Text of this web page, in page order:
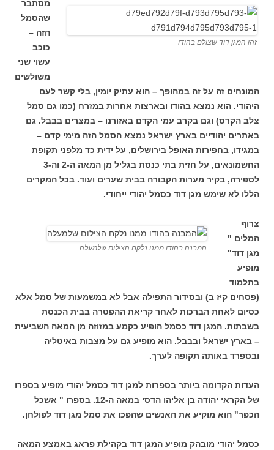
זהו המגן דוד שצולם בהודו
מסתבר
שהסמל
הזה –
כוכב
עשוי שני
משולשים
המונחים זה על זה במהופך – הוא עתיק יומין, בלי קשר לעם
היהודי. הוא נמצא בהודו ובארצות אחרות במזרח (כמו גם סמל
צלב הקרס) וגם בקרב עמי הקדם באזורנו – במצרים בבבל. גם
באתרים יהודיים בארץ ישראל נמצא הסמל הזה מימי קדם –
במגידו, בחפירות האופל בירושלים, על ידית כד מלפני תקופת
החשמונאים, על חזית בתי כנסת בגליל מן המאה ה-2 וה-3
לספירה, בקיר מערות הקבורה בבית שערים ועוד. בכל המקרים
הללו לא שימש מגן דוד כסמל יהודי ייחודי.
המבנה בהודו ממנו נלקח הצילום שלמעלה
צרוף
המלים "
מגן דוד"
מופיע
בתלמוד
(פסחים קיז ב) ובסידור התפילה אבל לא במשמעות של סמל אלא
כסיום לאחת הברכות לאחר קריאת ההפטרה בבית הכנסת
בשבתות. המגן דוד כסמל הופיע כקמע במזוזה מן המאה השביעית
– בארץ ישראל ובבבל. הוא מופיע גם על מצבות באיטליה
ובספרד באותה תקופה לערך.
העדות הקדומה ביותר בספרות למגן דוד כסמל יהודי מופיע בספרו
של הקראי יהודה בן אליהו הדסי במאה ה-12. בספרו " אשכל
הכפר" הוא מוקיע את האנשים שהפכו את סמל מגן דוד לפולחן.
כסמל יהודי מובהק מופיע המגן דוד בקהילת פראג באמצע המאה